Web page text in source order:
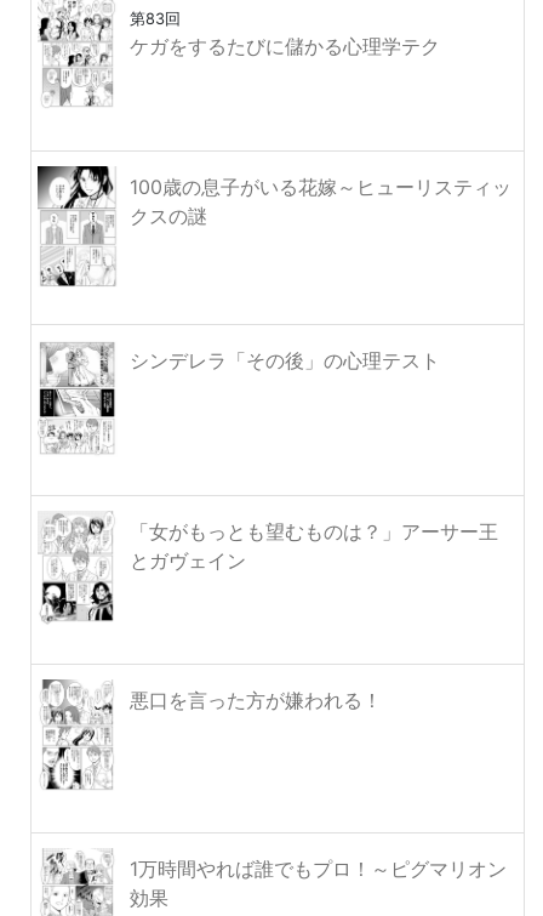
第83回
ケガをするたびに儲かる心理学テク
100歳の息子がいる花嫁～ヒューリスティッ
クスの謎
シンデレラ「その後」の心理テスト
「女がもっとも望むものは？」アーサー王
とガヴェイン
悪口を言った方が嫌われる！
1万時間やれば誰でもプロ！～ピグマリオン
効果